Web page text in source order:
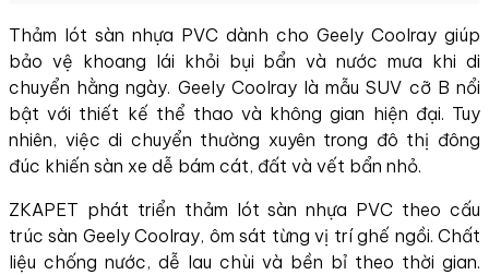
Thảm lót sàn nhựa PVC dành cho Geely Coolray giúp
bảo vệ khoang lái khỏi bụi bẩn và nước mưa khi di
chuyển hằng ngày. Geely Coolray là mẫu SUV cỡ B nổi
bật với thiết kế thể thao và không gian hiện đại. Tuy
nhiên, việc di chuyển thường xuyên trong đô thị đông
đúc khiến sàn xe dễ bám cát, đất và vết bẩn nhỏ.
ZKAPET phát triển thảm lót sàn nhựa PVC theo cấu
trúc sàn Geely Coolray, ôm sát từng vị trí ghế ngồi. Chất
liệu chống nước, dễ lau chùi và bền bỉ theo thời gian.